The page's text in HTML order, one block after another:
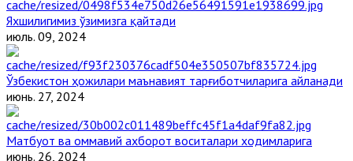
Яхшилигимиз ўзимизга қайтади
июль. 09, 2024
Ўзбекистон ҳожилари маънавият тарғиботчиларига айланади
июнь. 27, 2024
Матбуот ва оммавий ахборот воситалари ходимларига
июнь. 26, 2024